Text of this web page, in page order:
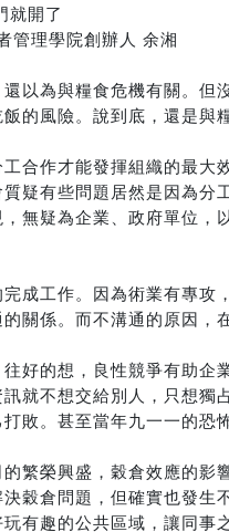
就開了
管理學院創辦人 余湘
以為與糧食危機有關。
的風險。說到底，還是與
合作才能發揮組織的最
疑有些問題居然是因為
無疑為企業、政府單位
成工作。因為術業有專
關係。而不溝通的原因，
好的想，良性競爭有助
就不想交給別人，只想
敗。甚至當年九一一的恐
繁榮興盛，穀倉效應的
穀倉問題，但確實也發
有趣的公共區域，讓同事